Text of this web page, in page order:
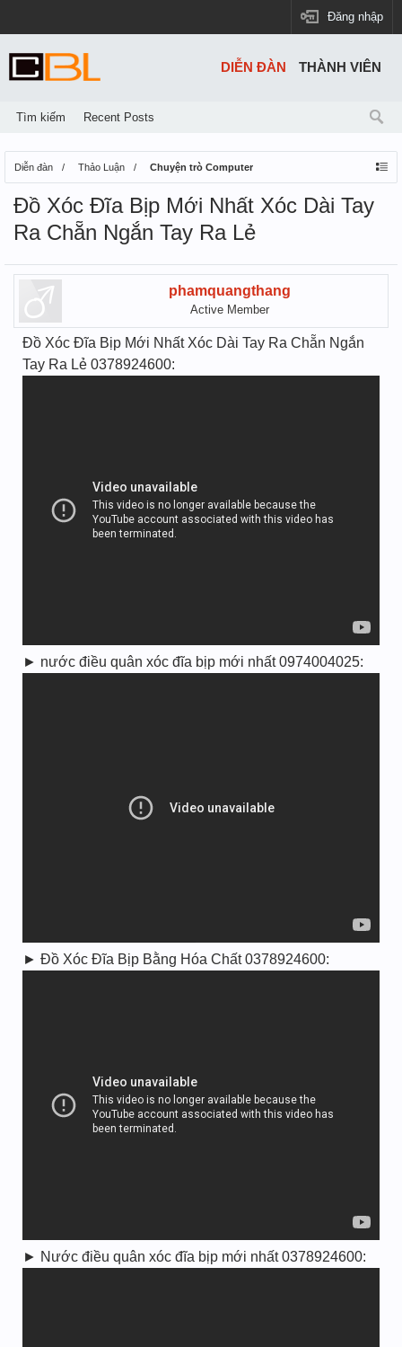
Đăng nhập
Diễn đàn Thảo Luận Chuyện trò Computer
Đồ Xóc Đĩa Bịp Mới Nhất Xóc Dài Tay
Ra Chẵn Ngắn Tay Ra Lẻ
phamquangthang
Active Member
Đồ Xóc Đĩa Bịp Mới Nhất Xóc Dài Tay Ra Chẵn Ngắn
Tay Ra Lẻ 0378924600:
► nước điều quân xóc đĩa bịp mới nhất 0974004025:
► Đồ Xóc Đĩa Bịp Bằng Hóa Chất 0378924600:
► Nước điều quân xóc đĩa bịp mới nhất 0378924600:
DIỄN ĐÀN
Tìm kiếm Recent Posts
THÀNH VIÊN